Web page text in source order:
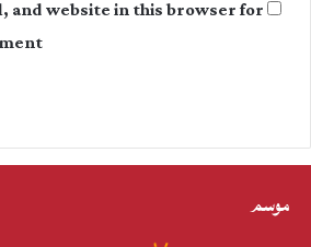
and website in this browser for
موسم